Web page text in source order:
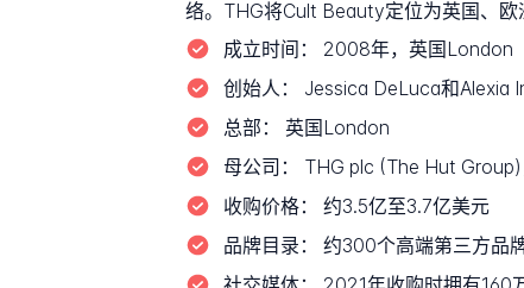
络。THG将Cult Beauty定位为英国、
成立时间：
2008年，英国London
创始人：
Jessica DeLuca和Alexia
总部：
英国London
母公司：
THG plc (The Hut
收购价格：
约3.5亿至3.7亿美元
品牌目录：
约300个高端第三方品